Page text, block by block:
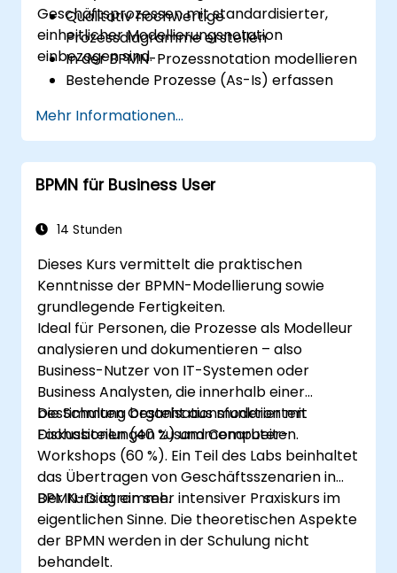
Geschäftsprozessen mit standardisierter,
einheitlicher Modellierungsnotation
einbezogen sind.
Qualitativ hochwertige
Prozessdiagramme erstellen
In der BPMN-Prozessnotation modellieren
Bestehende Prozesse (As-Is) erfassen
personalintensive Prozesse
implementieren
Komplexe Prozessdefinitionen
vereinfachen und in überschaubarere
Mehr Informationen...
BPMN für Business User
14 Stunden
Dieses Kurs vermittelt die praktischen
Kenntnisse der BPMN-Modellierung sowie
grundlegende Fertigkeiten.
Ideal für Personen, die Prozesse als Modelleur
analysieren und dokumentieren – also
Business-Nutzer von IT-Systemen oder
Business Analysten, die innerhalb einer
bestimmten Organisationsfunktion mit
Fachabteilungen zusammenarbeiten.
Die Schulung besteht aus moderierten
Diskussionen (40 %) und Computer-
Workshops (60 %). Ein Teil des Labs beinhaltet
das Übertragen von Geschäftsszenarien in
BPMN-Diagramme.
Der Kurs ist ein sehr intensiver Praxiskurs im
eigentlichen Sinne. Die theoretischen Aspekte
der BPMN werden in der Schulung nicht
behandelt.